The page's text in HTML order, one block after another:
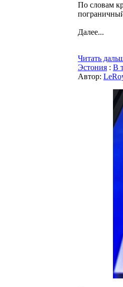
По словам
Далее...
Читать
Эстония : В
Автор: